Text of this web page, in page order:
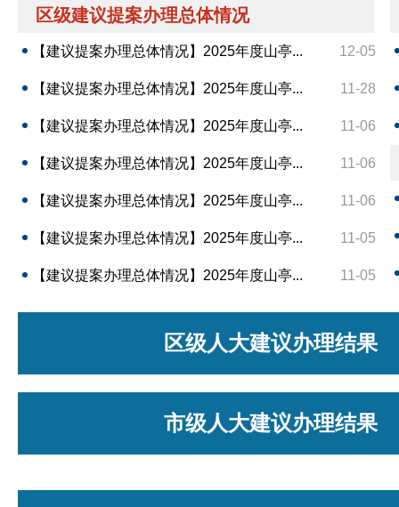
区级建议提案办理总体情况
【建议提案办理总体情况】2025年度山亭... 12-05
【建议提案办理总体情况】2025年度山亭... 11-28
【建议提案办理总体情况】2025年度山亭... 11-06
【建议提案办理总体情况】2025年度山亭... 11-06
【建议提案办理总体情况】2025年度山亭... 11-06
【建议提案办理总体情况】2025年度山亭... 11-05
【建议提案办理总体情况】2025年度山亭... 11-05
区级人大建议办理结果
市级人大建议办理结果